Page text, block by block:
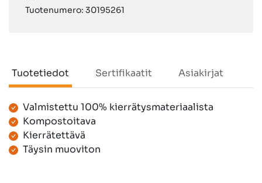
Tuotenumero: 30195261
Tuotetiedot Sertifikaatit Asiakirjat
Tuotetiedot
Valmistettu 100% kierrätysmateriaalista
Kompostoitava
Kierrätettävä
Täysin muoviton